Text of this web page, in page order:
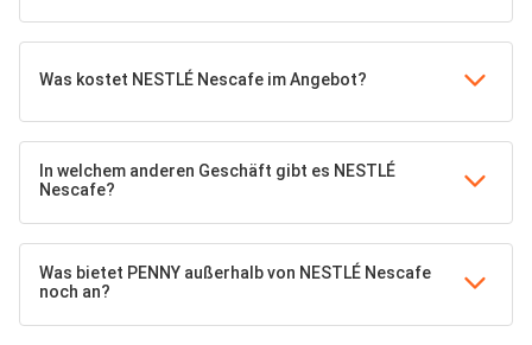
Was kostet NESTLÉ Nescafe im Angebot?
In welchem anderen Geschäft gibt es NESTLÉ
Nescafe?
Was bietet PENNY außerhalb von NESTLÉ Nescafe
noch an?